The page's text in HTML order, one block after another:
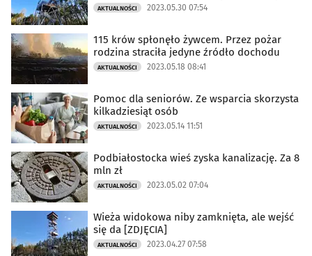
AKTUALNOŚCI 2023.05.30 07:54
115 krów spłonęło żywcem. Przez pożar
rodzina straciła jedyne źródło dochodu
AKTUALNOŚCI 2023.05.18 08:41
Pomoc dla seniorów. Ze wsparcia skorzysta
kilkadziesiąt osób
AKTUALNOŚCI 2023.05.14 11:51
Podbiałostocka wieś zyska kanalizację. Za 8
mln zł
AKTUALNOŚCI 2023.05.02 07:04
Wieża widokowa niby zamknięta, ale wejść
się da [ZDJĘCIA]
AKTUALNOŚCI 2023.04.27 07:58